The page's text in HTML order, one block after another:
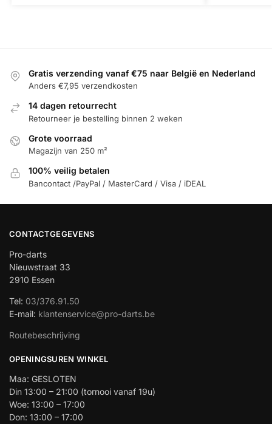
Gratis verzending vanaf €75 naar België en Nederland
Anders €7,95 verzendkosten
14 dagen retourrecht
Retourneer je bestelling binnen 2 weken
Grote voorraad
Magazijn van 250 m²
100% veilig betalen
Bancontact /PayPal / MasterCard / Visa / iDEAL
CONTACTGEGEVENS
Pro-darts
Nieuwstraat 33
2910 Essen
Tel: 03/376.91.50
E-mail: klantenservice@pro-darts.be
Routebeschrijving
OPENINGSUREN WINKEL
Maa: GESLOTEN
Din 13:00 – 21:00 (tornooi vanaf 19u)
Woe: 13:00 – 17:00
Don: 13:00 – 17:00